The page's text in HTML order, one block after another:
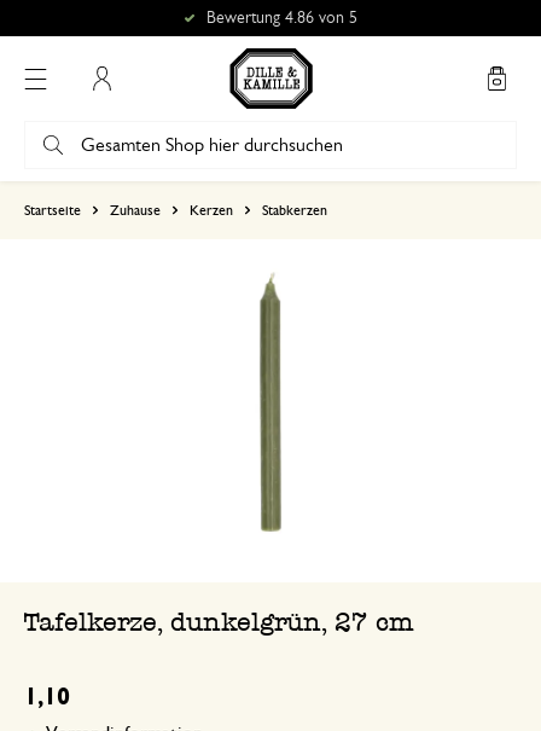
Bewertung 4.86 von 5
Startseite Zuhause Kerzen Stabkerzen
Tafelkerze, dunkelgrün, 27 cm
1,10